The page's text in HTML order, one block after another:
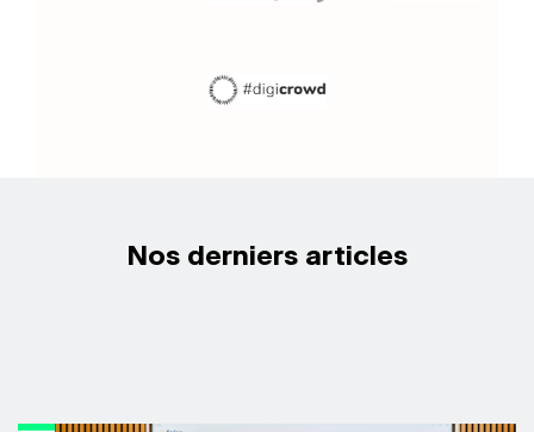
Nos derniers articles